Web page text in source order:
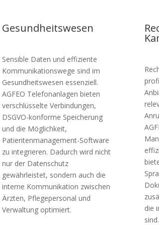
Gesundheitswesen
Sensible Daten und effiziente
Kommunikationswege sind im
Gesundheitswesen essenziell.
AGFEO Telefonanlagen bieten
verschlüsselte Verbindungen,
DSGVO-konforme Speicherung
und die Möglichkeit,
Patientenmanagement-Software
zu integrieren. Dadurch wird nicht
nur der Datenschutz
gewährleistet, sondern auch die
interne Kommunikation zwischen
Ärzten, Pflegepersonal und
Verwaltung optimiert.
die
sind.